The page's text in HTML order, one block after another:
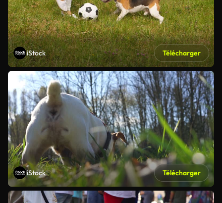
iStock Télécharger
iStock Télécharger